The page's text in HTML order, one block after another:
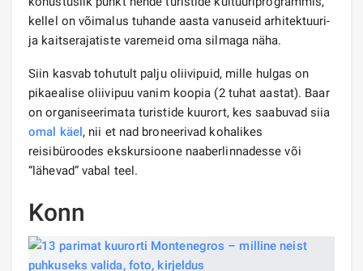
kellel on võimalus tuhande aasta vanuseid arhitektuuri-
ja kaitserajatiste varemeid oma silmaga näha.
Siin kasvab tohutult palju oliivipuid, mille hulgas on
pikaealise oliivipuu vanim koopia (2 tuhat aastat). Baar
on organiseerimata turistide kuurort, kes saabuvad siia
omal käel, nii et nad broneerivad kohalikes
reisibüroodes ekskursioone naaberlinnadesse või
“lähevad” vabal teel.
Konn